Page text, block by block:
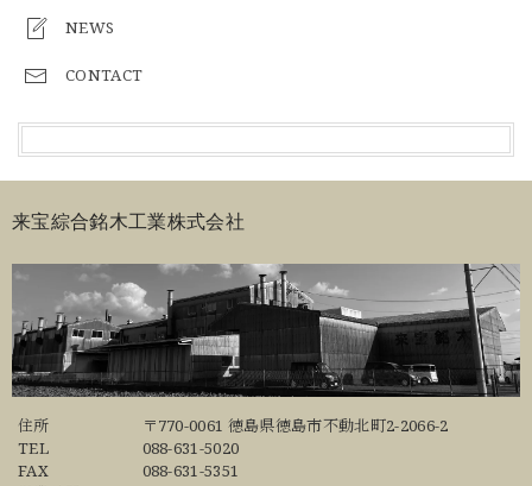
NEWS
CONTACT
来宝綜合銘木工業株式会社
住所
〒770-0061 徳島県徳島市不動北町2-2066-2
TEL
088-631-5020
FAX
088-631-5351